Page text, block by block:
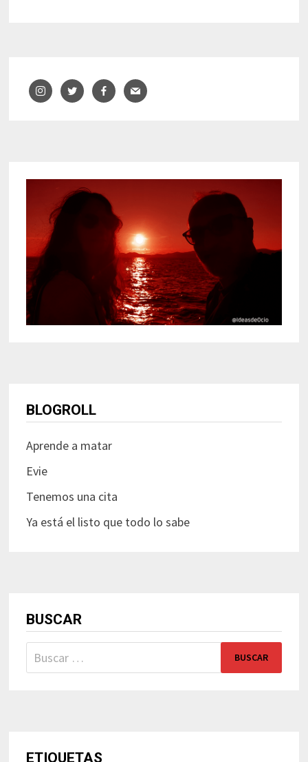
BLOGROLL
Aprende a matar
Evie
Tenemos una cita
Ya está el listo que todo lo sabe
BUSCAR
Buscar:
ETIQUETAS